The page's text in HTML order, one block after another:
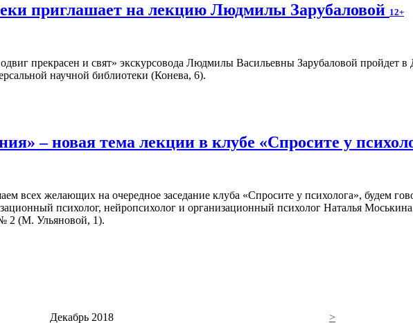
приглашает на лекцию Людмилы Зарубаловой 12+
прекрасен и свят» экскурсовода Людмилы Васильевны Зарубаловой пройдет в
научной библиотеки (Конева, 6).
– новая тема лекции в клубе «Спросите у
всех желающих на очередное заседание клуба «Спросите у психолога», будем
психолог, нейропсихолог и организационный психолог Наталья
2 (М. Ульяновой, 1).
Декабрь 2018
>